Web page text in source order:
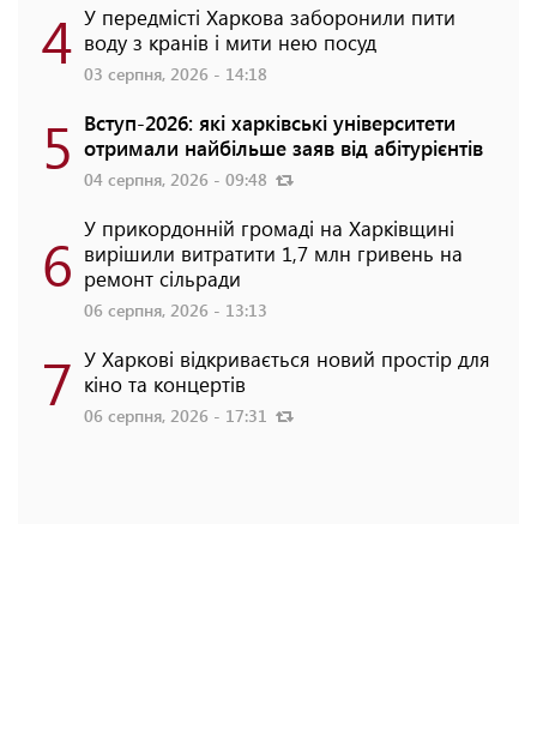
4 У передмісті Харкова заборонили пити
воду з кранів і мити нею посуд
03 серпня, 2026 - 14:18
5 Вступ-2026: які харківські університети
отримали найбільше заяв від абітурієнтів
04 серпня, 2026 - 09:48
6 У прикордонній громаді на Харківщині
вирішили витратити 1,7 млн гривень на
ремонт сільради
06 серпня, 2026 - 13:13
7 У Харкові відкривається новий простір для
кіно та концертів
06 серпня, 2026 - 17:31